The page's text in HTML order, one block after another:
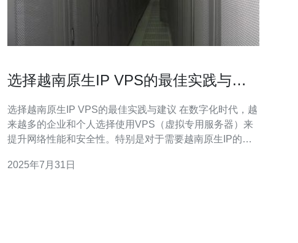
选择越南原生IP VPS的最佳实践与建
选择越南原生IP VPS的最佳实践与建议 在数字化时代，越
来越多的企业和个人选择使用VPS（虚拟专用服务器）来
提升网络性能和安全性。特别是对于需要越南原生IP的用
提供一些最佳实践与建议，帮助您做出明智的选择。 以下
2025年7月31日